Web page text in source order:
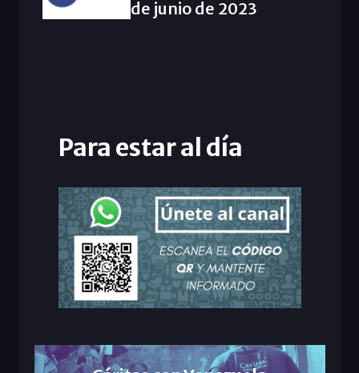
de junio de 2023
Para estar al día